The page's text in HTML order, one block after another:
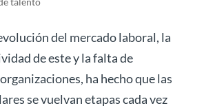
del mercado laboral, la
de este y la falta de
ha hecho que las
se vuelvan etapas cada vez